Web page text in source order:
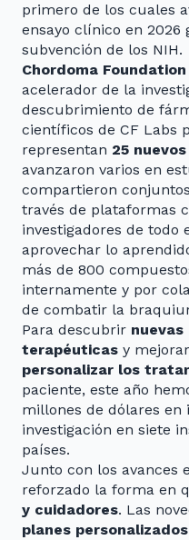
primero de los cuales
ensayo clínico en
subvención de los NIH.
Chordoma
acelerador de la
descubrimiento de
científicos de CF Labs
representan 25
avanzaron varios en
compartieron
través de plataformas
investigadores de todo
aprovechar lo
más de 800
internamente y por
de combatir la
Para descubrir
terapéuticas y
personalizar los
paciente, este año
millones de dólares en
investigación en siete
países.
Junto con los avances
reforzado la forma en
y cuidadores. Las
planes